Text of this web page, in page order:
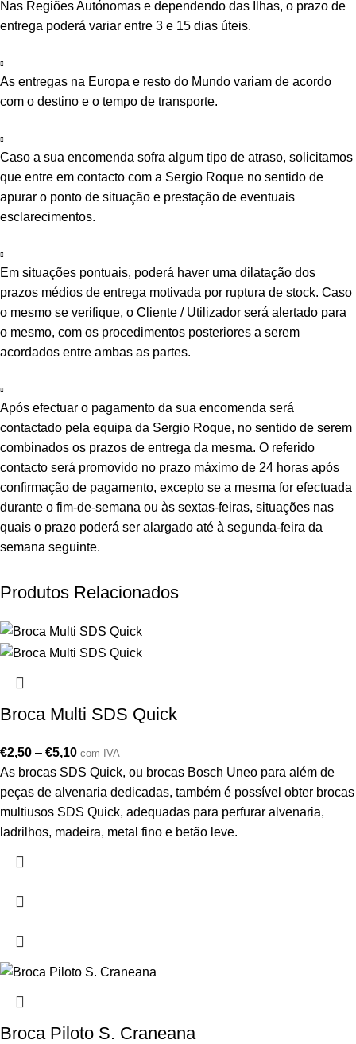
Nas Regiões Autónomas e dependendo das Ilhas, o prazo de
entrega poderá variar entre 3 e 15 dias úteis.
As entregas na Europa e resto do Mundo variam de acordo
com o destino e o tempo de transporte.
Caso a sua encomenda sofra algum tipo de atraso, solicitamos
que entre em contacto com a Sergio Roque no sentido de
apurar o ponto de situação e prestação de eventuais
esclarecimentos.
Em situações pontuais, poderá haver uma dilatação dos
prazos médios de entrega motivada por ruptura de stock. Caso
o mesmo se verifique, o Cliente / Utilizador será alertado para
o mesmo, com os procedimentos posteriores a serem
acordados entre ambas as partes.
Após efectuar o pagamento da sua encomenda será
contactado pela equipa da Sergio Roque, no sentido de serem
combinados os prazos de entrega da mesma. O referido
contacto será promovido no prazo máximo de 24 horas após
confirmação de pagamento, excepto se a mesma for efectuada
durante o fim-de-semana ou às sextas-feiras, situações nas
quais o prazo poderá ser alargado até à segunda-feira da
semana seguinte.
Produtos Relacionados
Broca Multi SDS Quick
€2,50 – €5,10 com IVA
As brocas SDS Quick, ou brocas Bosch Uneo para além de
peças de alvenaria dedicadas, também é possível obter brocas
multiusos SDS Quick, adequadas para perfurar alvenaria,
ladrilhos, madeira, metal fino e betão leve.
Broca Piloto S. Craneana